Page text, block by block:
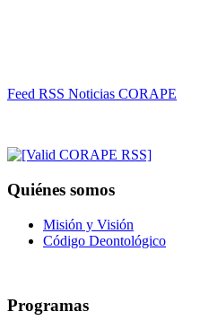
Feed RSS Noticias CORAPE
Quiénes somos
Misión y Visión
Código Deontológico
Programas